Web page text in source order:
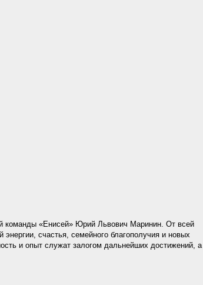
команды «Енисей» Юрий Львович Маринин. От всей
счастья, семейного благополучия и новых
и опыт служат залогом дальнейших достижений, а